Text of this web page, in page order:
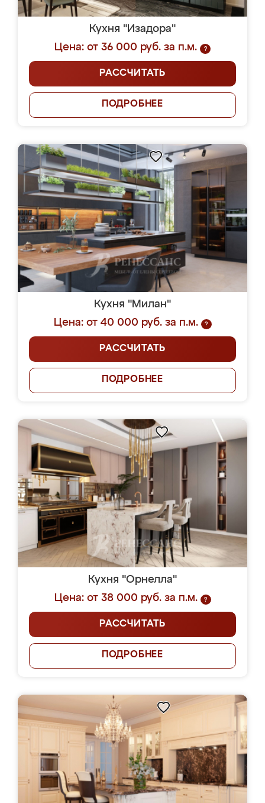
Кухня "Изадора"
Цена: от 36 000 руб. за п.м.
?
РАССЧИТАТЬ
ПОДРОБНЕЕ
Кухня "Милан"
Цена: от 40 000 руб. за п.м.
?
РАССЧИТАТЬ
ПОДРОБНЕЕ
Кухня "Орнелла"
Цена: от 38 000 руб. за п.м.
?
РАССЧИТАТЬ
ПОДРОБНЕЕ